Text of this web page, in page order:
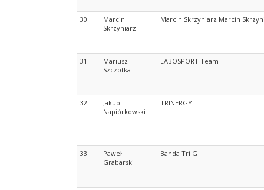
30
Marcin
Skrzyniarz
Marcin Skrzyniarz Marcin
31
Mariusz
Szczotka
LABOSPORT Team
32
Jakub
Napiórkowski
TRINERGY
33
Paweł
Grabarski
Banda Tri G